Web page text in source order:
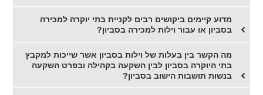
מדוע קיימים ביקושים רבים לקניית בתי יוקרה למכירה
בסביון או עבור וילות למכירה בסביון?
מה הקשר בין בעלות של וילות בסביון אשר שייכות למקבץ
בתי היוקרה בסביון לבין השקעה בקהילה ובפרט השקעה
בנשות תושבות הישוב בסביון?